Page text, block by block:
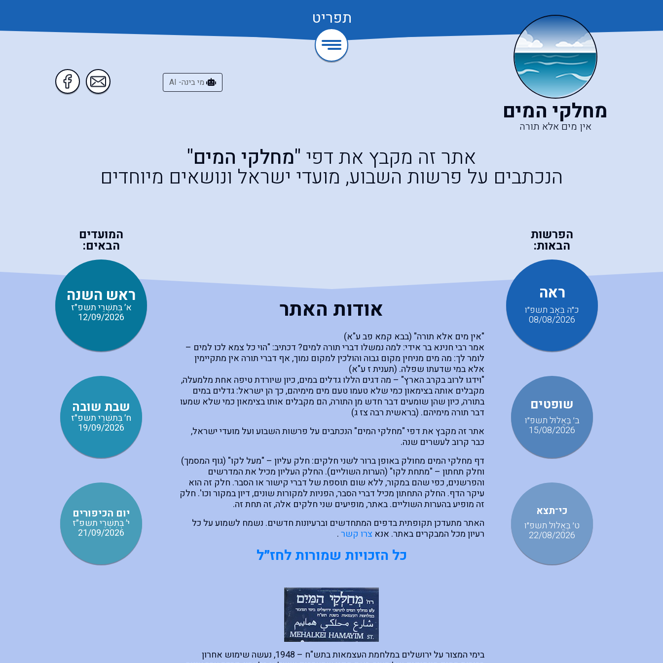
תפריט
מחלקי המים
אין מים אלא תורה
מי בינה- AI
אתר זה מקבץ את דפי "מחלקי המים"
הנכתבים על פרשות השבוע, מועדי ישראל ונושאים מיוחדים
המועדים
הבאים:
ראש השנה
א׳ בְּתִשְׁרֵי תשפ״ז
12/09/2026
שבת שובה
ח׳ בְּתִשְׁרֵי תשפ״ז
19/09/2026
יום הכיפורים
י׳ בְּתִשְׁרֵי תשפ״ז
21/09/2026
הפרשות
הבאות:
ראה
כ״ה בְּאָב תשפ״ו
08/08/2026
שופטים
ב׳ בֶּאֱלוּל תשפ״ו
15/08/2026
כי־תצא
ט׳ בֶּאֱלוּל תשפ״ו
22/08/2026
אודות האתר
"אין מים אלא תורה" (בבא קמא פב ע"א)
אמר רבי חנינא בר אידי: למה נמשלו דברי תורה למים? דכתיב: "הוי כל צמא לכו למים –
לומר לך: מה מים מניחין מקום גבוה והולכין למקום נמוך, אף דברי תורה אין מתקיימין
אלא במי שדעתו שפלה. (תענית ז ע"א)
"וידגו לרוב בקרב הארץ" – מה דגים הללו גדלים במים, כיון שיורדת טיפה אחת מלמעלה,
מקבלים אותה בצימאון כמי שלא טעמו טעם מים מימיהם, כך הן ישראל: גדלים במים
בתורה, כיון שהן שומעים דבר חדש מן התורה, הם מקבלים אותו בצימאון כמי שלא שמעו
דבר תורה מימיהם. (בראשית רבה צז ג)
אתר זה מקבץ את דפי "מחלקי המים" הנכתבים על פרשות השבוע ועל מועדי ישראל,
כבר קרוב לעשרים שנה.
דף מחלקי המים מחולק באופן ברור לשני חלקים: חלק עליון – "מעל לקו" (גוף המסמך)
וחלק תחתון – "מתחת לקו" (הערות השוליים). החלק העליון מכיל את המדרשים
והפרשנים, כפי שהם במקור, ללא שום תוספת של דברי קישור או הסבר. חלק זה הוא
עיקר הדף. החלק התחתון מכיל דברי הסבר, הפניות למקורות שונים, דיון במקור וכו'. חלק
זה מופיע בהערות השוליים. באתר, מופיעים שני חלקים אלה, זה תחת זה.
האתר מתעדכן תקופתית בדפים המתחדשים וברעיונות חדשים. נשמח לשמוע על כל
רעיון מכל המבקרים באתר. אנא צרו קשר.
כל הזכויות שמורות לחז״ל
בימי המצור על ירושלים במלחמת העצמאות בתש"ח – 1948, נעשה שימוש אחרון